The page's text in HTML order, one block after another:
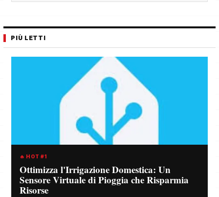
PIÙ LETTI
🔥 HOT #1
Ottimizza l'Irrigazione Domestica: Un
Sensore Virtuale di Pioggia che Risparmia
Risorse